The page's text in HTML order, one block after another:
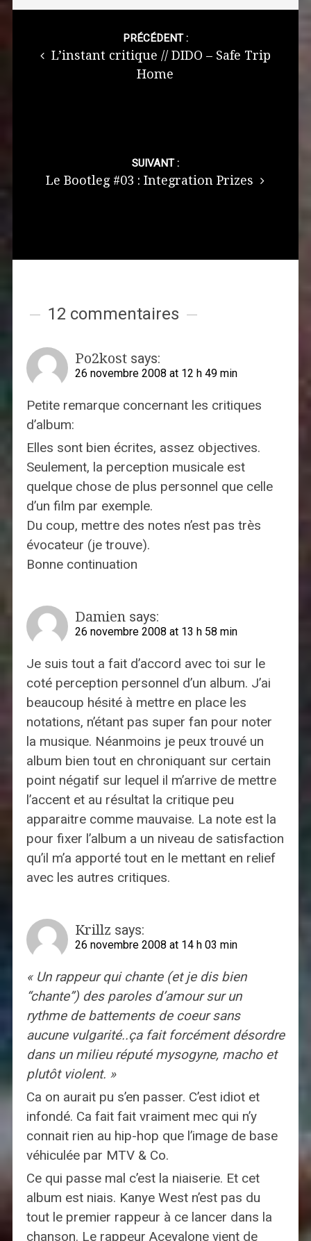
PRÉCÉDENT :
L’instant critique // DIDO – Safe Trip
Home
SUIVANT :
Le Bootleg #03 : Integration Prizes
12 commentaires
Po2kost says:
26 novembre 2008 at 12 h 49 min
Petite remarque concernant les critiques
d’album:
Elles sont bien écrites, assez objectives.
Seulement, la perception musicale est
quelque chose de plus personnel que celle
d’un film par exemple.
Du coup, mettre des notes n’est pas très
évocateur (je trouve).
Bonne continuation
Damien says:
26 novembre 2008 at 13 h 58 min
Je suis tout a fait d’accord avec toi sur le
coté perception personnel d’un album. J’ai
beaucoup hésité à mettre en place les
notations, n’étant pas super fan pour noter
la musique. Néanmoins je peux trouvé un
album bien tout en chroniquant sur certain
point négatif sur lequel il m’arrive de mettre
l’accent et au résultat la critique peu
apparaitre comme mauvaise. La note est la
pour fixer l’album a un niveau de satisfaction
qu’il m’a apporté tout en le mettant en relief
avec les autres critiques.
Krillz says:
26 novembre 2008 at 14 h 03 min
« Un rappeur qui chante (et je dis bien
“chante”) des paroles d’amour sur un
rythme de battements de coeur sans
aucune vulgarité..ça fait forcément désordre
dans un milieu réputé mysogyne, macho et
plutôt violent. »
Ca on aurait pu s’en passer. C’est idiot et
infondé. Ca fait fait vraiment mec qui n’y
connait rien au hip-hop que l’image de base
véhiculée par MTV & Co.
Ce qui passe mal c’est la niaiserie. Et cet
album est niais. Kanye West n’est pas du
tout le premier rappeur à ce lancer dans la
chanson. Le rappeur Aceyalone vient de